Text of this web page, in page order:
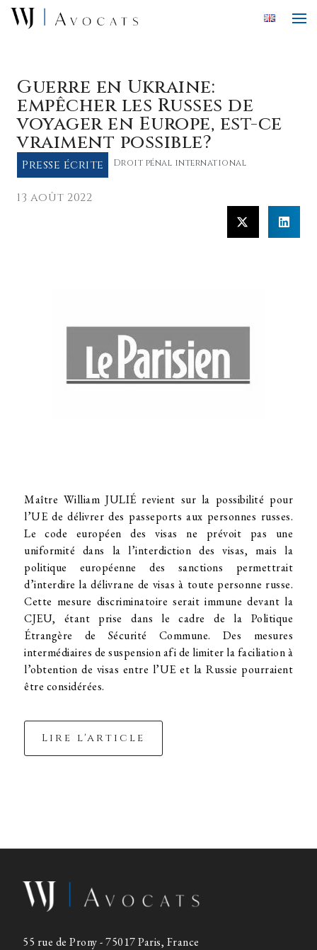
Skip to main content
Guerre en Ukraine:
empêcher les Russes de
voyager en Europe, est-ce
vraiment possible?
Presse écrite Droit pénal international
13 août 2022
Maître William JULIÉ revient sur la possibilité pour
l’UE de délivrer des passeports aux personnes russes.
Le code européen des visas ne prévoit pas une
uniformité dans la l’interdiction des visas, mais la
politique européenne des sanctions permettrait
d’interdire la délivrane de visas à toute personne russe.
Cette mesure discriminatoire serait immune devant la
CJEU, étant prise dans le cadre de la Politique
Étrangère de Sécurité Commune. Des mesures
intermédiaires de suspension afi de limiter la faciliation à
l’obtention de visas entre l’UE et la Russie pourraient
être considérées.
Lire l'article
55 rue de Prony - 75017 Paris, France